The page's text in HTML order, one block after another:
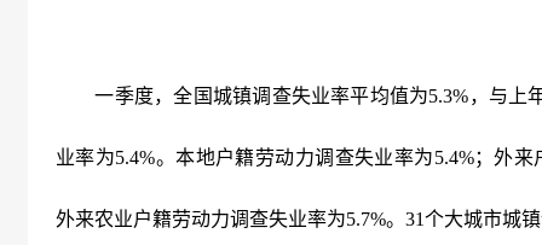
一季度，全国城镇调查失业率平均值为5.3%，与上
业率为5.4%。本地户籍劳动力调查失业率为5.4%；外来
外来农业户籍劳动力调查失业率为5.7%。 31个大城市城